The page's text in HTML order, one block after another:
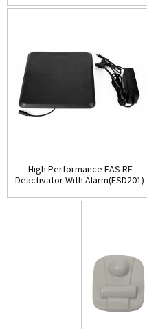
High Performance EAS RF
Deactivator With Alarm(ESD201)